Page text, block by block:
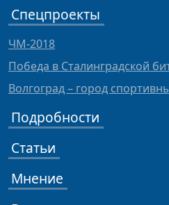
Спецпроекты
ЧМ-2018
Победа в Сталинградской
Волгоград – город
Подробности
Статьи
Мнение